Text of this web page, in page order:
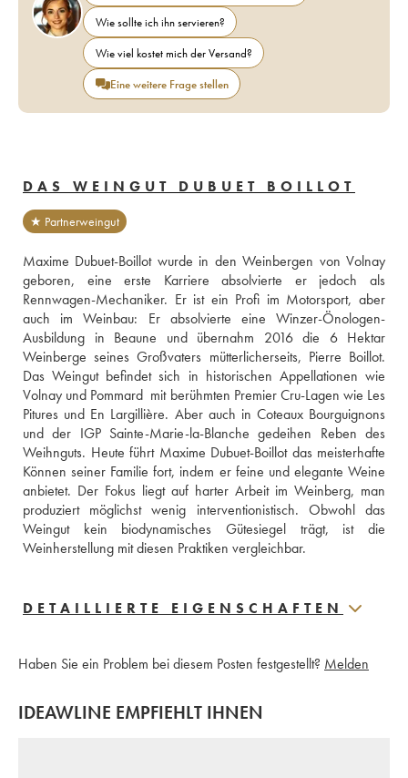
Wie sollte ich ihn servieren?
Wie viel kostet mich der Versand?
Eine weitere Frage stellen
DAS WEINGUT DUBUET BOILLOT
★ Partnerweingut
Maxime Dubuet-Boillot wurde in den Weinbergen von Volnay
geboren, eine erste Karriere absolvierte er jedoch als
Rennwagen-Mechaniker. Er ist ein Profi im Motorsport, aber
auch im Weinbau: Er absolvierte eine Winzer-Önologen-
Ausbildung in Beaune und übernahm 2016 die 6 Hektar
Weinberge seines Großvaters mütterlicherseits, Pierre Boillot.
Das Weingut befindet sich in historischen Appellationen wie
Volnay und Pommard  mit berühmten Premier Cru-Lagen wie Les
Pitures und En Largillière. Aber auch in Coteaux Bourguignons
und der IGP Sainte-Marie-la-Blanche gedeihen Reben des
Weihnguts. Heute führt Maxime Dubuet-Boillot das meisterhafte
Können seiner Familie fort, indem er feine und elegante Weine
anbietet. Der Fokus liegt auf harter Arbeit im Weinberg, man
produziert möglichst wenig interventionistisch. Obwohl das
Weingut kein biodynamisches Gütesiegel trägt, ist die
Weinherstellung mit diesen Praktiken vergleichbar.
DETAILLIERTE EIGENSCHAFTEN
Haben Sie ein Problem bei diesem Posten festgestellt? Melden
IDEAWLINE EMPFIEHLT IHNEN